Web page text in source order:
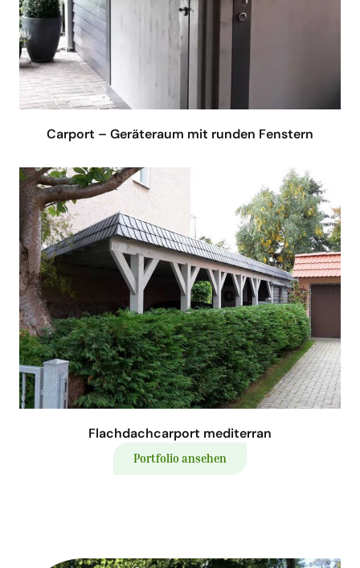
Carport – Geräteraum mit runden Fenstern
Flachdachcarport mediterran
Portfolio ansehen